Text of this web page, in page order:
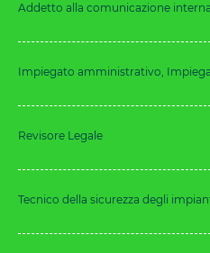
Addetto alla comunicazione
Impiegato amministrativo,
Revisore Legale
Tecnico della sicurezza degli